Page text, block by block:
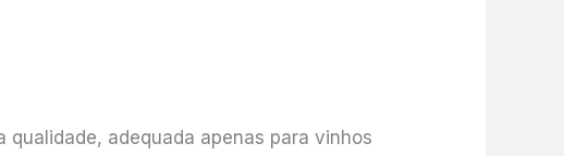
adequada apenas para vinhos